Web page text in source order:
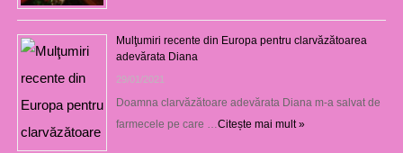
Mulţumiri recente din Europa pentru clarvăzătoarea
adevărata Diana
29/01/2021
Doamna clarvăzătoare adevărata Diana m-a salvat de
farmecele pe care … Citește mai mult »